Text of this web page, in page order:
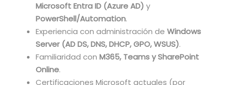
Microsoft Entra ID (Azure AD) y
PowerShell/Automation.
Experiencia con administración de Windows
Server (AD DS, DNS, DHCP, GPO, WSUS).
Familiaridad con M365, Teams y SharePoint
Online.
Certificaciones Microsoft actuales (por